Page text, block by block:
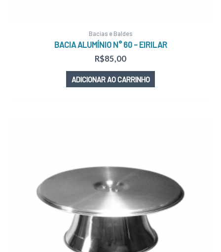
Bacias e Baldes
BACIA ALUMÍNIO N° 60 – EIRILAR
R$85,00
ADICIONAR AO CARRINHO